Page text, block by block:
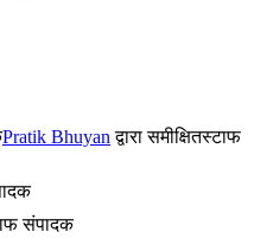
Pratik Bhuyan द्वारा समीक्षितस्टाफ
संपादक